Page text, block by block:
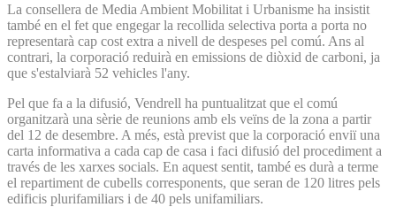
La consellera de Media Ambient Mobilitat i Urbanisme ha insistit
també en el fet que engegar la recollida selectiva porta a porta no
representarà cap cost extra a nivell de despeses pel comú. Ans al
contrari, la corporació reduirà en emissions de diòxid de carboni, ja
que s'estalviarà 52 vehicles l'any.
Pel que fa a la difusió, Vendrell ha puntualitzat que el comú
organitzarà una sèrie de reunions amb els veïns de la zona a partir
del 12 de desembre. A més, està previst que la corporació enviï una
carta informativa a cada cap de casa i faci difusió del procediment a
través de les xarxes socials. En aquest sentit, també es durà a terme
el repartiment de cubells corresponents, que seran de 120 litres pels
edificis plurifamiliars i de 40 pels unifamiliars.